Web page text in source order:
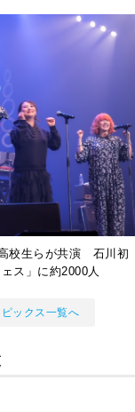
校生らが共演 石川初
ス」に約2000人
ピックス一覧へ